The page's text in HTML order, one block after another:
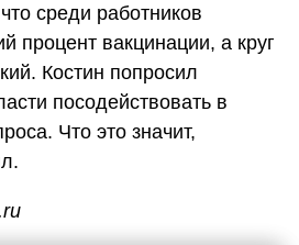
среди работников
процент вакцинации, а круг
Костин попросил
посодействовать в
Что это значит,